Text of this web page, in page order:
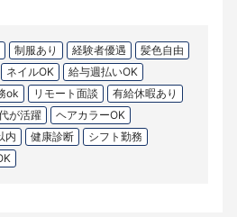
制服あり 経験者優遇
髪色自由
ネイルOK
給与週払いOK
ok リモート面談
有給休暇あり
が活躍
ヘアカラーOK
内 健康診断
シフト勤務